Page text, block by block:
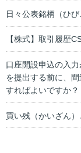
日々公表銘柄（ひ
【株式】取引履歴
口座開設申込の入
を提出する前に、
すればよいですか？
買い残（かいざん